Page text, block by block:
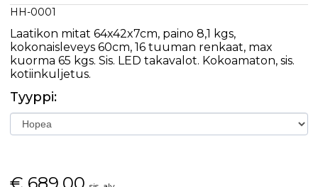
HH-0001
Laatikon mitat 64x42x7cm, paino 8,1 kgs,
kokonaisleveys 60cm, 16 tuuman renkaat, max
kuorma 65 kgs. Sis. LED takavalot. Kokoamaton, sis.
kotiinkuljetus.
Tyyppi: